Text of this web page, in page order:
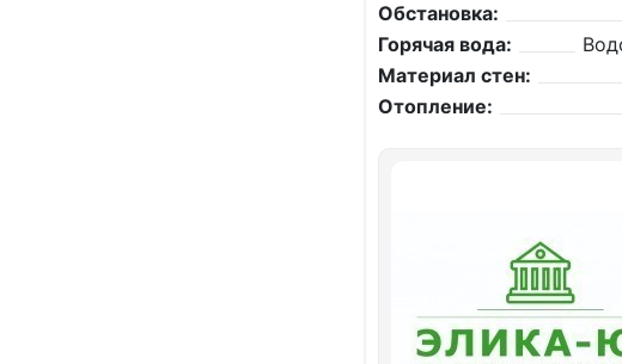
Обстановка:
Горячая вода:
Материал стен:
Отопление: